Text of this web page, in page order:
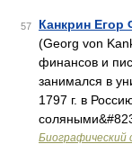
57 Канкрин Егор
(Georg von
финансов и
занимался в
1797 г. в
Биографический